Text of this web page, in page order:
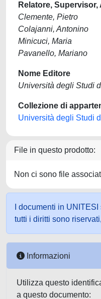
Relatore,
Clemente, Pietro
Colajanni, Antonino
Minicuci, Maria
Pavanello, Mariano
Nome Editore
Università degli Studi
Collezione di
Università degli Studi
File in questo prodotto:
Non ci sono file
I documenti in
tutti i diritti sono
Informazioni
Utilizza questo
a questo documento: